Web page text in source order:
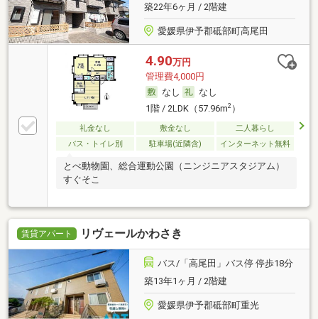
築22年6ヶ月 / 2階建
愛媛県伊予郡砥部町高尾田
4.90万円
管理費4,000円
なし
なし
1階 / 2LDK（57.96m2）
礼金なし 敷金なし
二人暮らし
バス・トイレ別
駐車場(近隣含) インターネット無料
とべ動物園、総合運動公園（ニンジニアスタジアム）
すぐそこ
賃貸アパート リヴェールかわさき
バス/「高尾田」バス停 停歩18分
築13年1ヶ月 / 2階建
愛媛県伊予郡砥部町重光